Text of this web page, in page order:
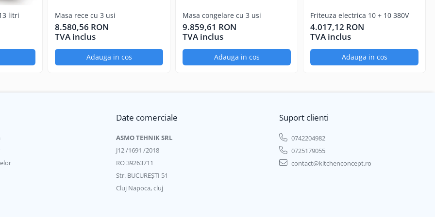
si prepara carne, legume si fructe, rula si taia paste, pregati smoothie-uri, sucuri naturale si chiar inghetata. Totul se
litri Masa rece cu 3 usi
8.580,56 RON
TVA inclus
Adauga in cos
Masa congelare cu 3 usi
9.859,61 RON
TVA inclus
Adauga in cos
Friteuza electrica 10 + 10 380V
4.017,12 RON
TVA inclus
Adauga in cos
Date comerciale
ASMO TEHNIK SRL
J12 /1691 /2018
RO 39263711
Str. BUCUREŞTI 51
Cluj Napoca, cluj
Suport clienti
0742204982
0725179055
contact@kitchenconcept.ro